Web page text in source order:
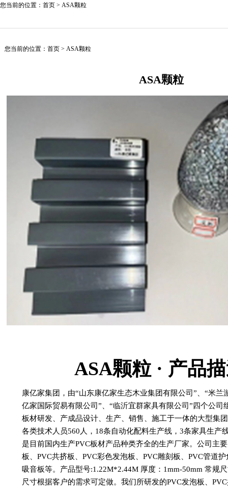
您当前的位置： 首页 > ASA颗粒
您当前的位置： 首页 > ASA颗粒
ASA颗粒
ASA颗粒 · 产品
康亿家集团，由“山东康亿家生态木业集团有限公司”、“米兰
亿家国际贸易有限公司”、“临沂宜群家具有限公司”四个公司
板材研发、产成品设计、生产、销售、施工于一体的大型集
各类技术人员560人，18条自动化配料生产线，3条家具生产
是目前国内生产PVC板材产品种类齐全的生产厂家。公司主
板、PVC共挤板、PVC彩色发泡板、PVC雕刻板、PVC管道
吸音板等。产品型号:1.22M*2.44M 厚度：1mm-50mm 常规
尺寸根据客户的需求可定做。我们所研发的PVC发泡板、